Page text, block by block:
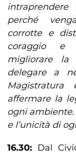
perché
corrotte e
coraggio e
migliorare
delegare a
affermare la
ogni
e l’unicità di
16.30: Dal